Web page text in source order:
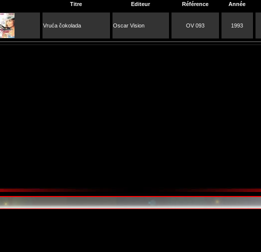
Titre Editeur Référence Année
Vruća čokolada Oscar Vision OV 093 1993